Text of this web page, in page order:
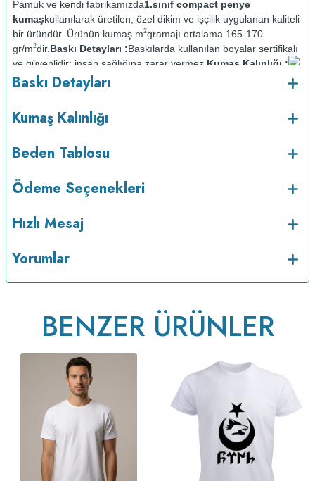
Pamuk ve kendi fabrikamızda1.sınıf compact penye
kumaşkullanılarak üretilen, özel dikim ve işçilik uygulanan kaliteli
bir üründür. Ürünün kumaş m2gramajı ortalama 165-170
gr/m2dir. Baskı Detayları :Baskılarda kullanılan boyalar sertifikalı
ve güvenlidir; insan sağlığına zarar vermez. Kumaş Kalınlığı :
Bakım : Kısa programda maksimum 30
Kuru temizleme yapılmaz.
Baskı Detayları
Kumaş Kalınlığı
Beden Tablosu
Ödeme Seçenekleri
Hızlı Mesaj
Yorumlar
BENZER ÜRÜNLER